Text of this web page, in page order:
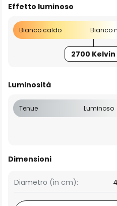
Effetto luminoso
Bianco caldo Bianco
2700 Kelvin
Luminosità
Tenue Luminoso
Dimensioni
Diametro (in cm):